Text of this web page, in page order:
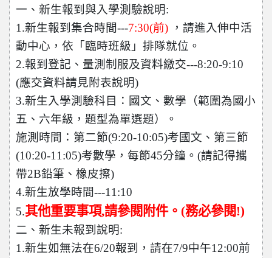
一、新生報到與入學測驗說明:
1.新生報到集合時間---7:30(前) ，請進入伸中活
動中心，依「臨時班級」排隊就位。
2.報到登記、量測制服及資料繳交---8:20-9:10
(應交資料請見附表說明)
3.新生入學測驗科目：國文、數學（範圍為國小
五、六年級，題型為單選題）。
施測時間：第二節(9:20-10:05)考國文、第三節
(10:20-11:05)考數學，每節45分鐘。(請記得攜
帶2B鉛筆、橡皮擦)
4.新生放學時間---11:10
5.其他重要事項,請參閱附件。(務必參閱!)
二、新生未報到說明:
1.新生如無法在6/20報到，請在7/9中午12:00前